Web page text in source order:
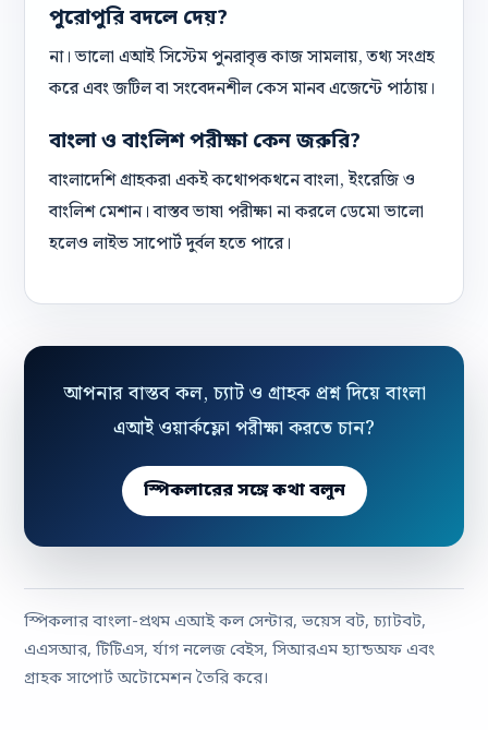
পুরোপুরি বদলে দেয়?
না। ভালো এআই সিস্টেম পুনরাবৃত্ত কাজ সামলায়, তথ্য সংগ্রহ
করে এবং জটিল বা সংবেদনশীল কেস মানব এজেন্টে পাঠায়।
বাংলা ও বাংলিশ পরীক্ষা কেন জরুরি?
বাংলাদেশি গ্রাহকরা একই কথোপকথনে বাংলা, ইংরেজি ও
বাংলিশ মেশান। বাস্তব ভাষা পরীক্ষা না করলে ডেমো ভালো
হলেও লাইভ সাপোর্ট দুর্বল হতে পারে।
আপনার বাস্তব কল, চ্যাট ও গ্রাহক প্রশ্ন দিয়ে বাংলা
এআই ওয়ার্কফ্লো পরীক্ষা করতে চান?
স্পিকলারের সঙ্গে কথা বলুন
স্পিকলার বাংলা-প্রথম এআই কল সেন্টার, ভয়েস বট, চ্যাটবট,
এএসআর, টিটিএস, র্যাগ নলেজ বেইস, সিআরএম হ্যান্ডঅফ এবং
গ্রাহক সাপোর্ট অটোমেশন তৈরি করে।